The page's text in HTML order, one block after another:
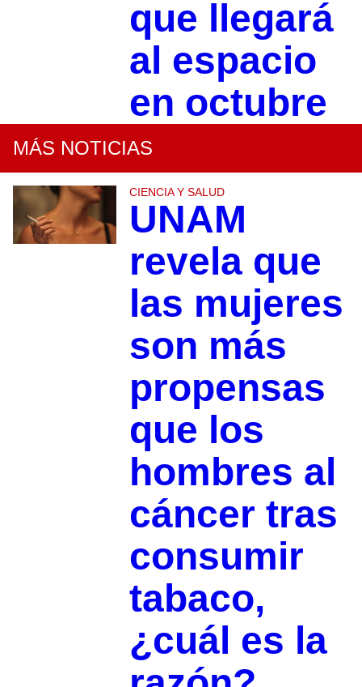
que llegará
al espacio
en octubre
MÁS NOTICIAS
CIENCIA Y SALUD
UNAM
revela que
las mujeres
son más
propensas
que los
hombres al
cáncer tras
consumir
tabaco,
¿cuál es la